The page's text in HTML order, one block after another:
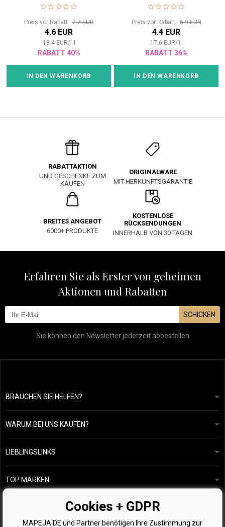
Haarlängen.
Preis vor Rabatt:7.7 EUR
4.6 EUR
18.4 EUR/1
RABATT 40%
IN DEN WARENKORB
Preis vor Rabatt:6.9 EUR
4.4 EUR
17.6 EUR/1
RABATT 36%
IN DEN WARENKORB
RABATTAKTION
UND GESCHENKE ZUM
KAUFEN
ORIGINALWARE
MIT HERKUNFTSGARANTIE
BREITES ANGEBOT
6000+ PRODUKTE
KOSTENLOSE
RÜCKSENDUNGEN
INNERHALB VON 30 TAGEN
Erfahren Sie als Erster von geheimen
Aktionen und Rabatten
SCHICKEN
Sie können den Newsletter jederzeit abbestellen
BRAUCHEN SIE HELFEN?
info@mapeja.de
Wir werden innerhalb von 24 Stunden antworten.
WARUM BEI UNS KAUFEN?
Allgemeine geschäftsbedingungen
Datenschutzerklärung
Übersicht über Zahlungen und Versand
Rückgabe von Waren
LIEBLINGSLINKS
Unsere Geschichte
Kostenlose Produktproben
TOP MARKEN
Kérastase
Wella Professionals
Zenz Organic
Cookies + GDPR
MAPEJA.DE und Partner benötigen Ihre Zustimmung zur